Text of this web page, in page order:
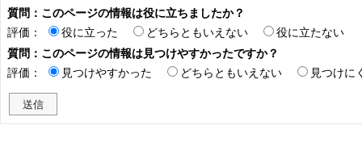
質問：このページの情報は役に立ちましたか？
評価：
役に立った どちらともいえない
役に立たない
質問：このページの情報は見つけやすかったですか？
評価：
見つけやすかった どちらともいえない 見つけに